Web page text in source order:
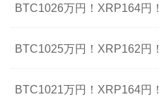
BTC1026万円！XRP164円！
BTC1025万円！XRP162円！
BTC1021万円！XRP164円！